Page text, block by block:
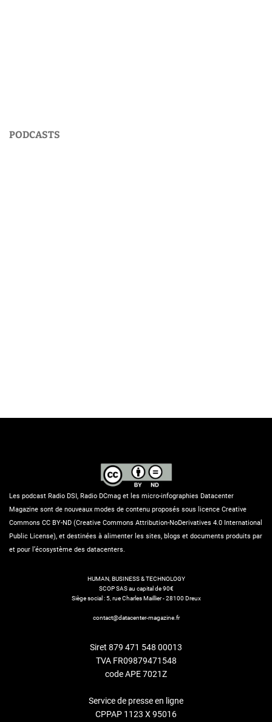
PODCASTS
Les podcast Radio DSI, Radio DCmag et les micro-infographies Datacenter
Magazine sont de nouveaux modes de contenu proposés sous licence Creative
Commons CC BY-ND (Creative Commons Attribution-NoDerivatives 4.0 International
Public License), et destinées à alimenter les sites, blogs et documents produits par
et pour l’écosystème des datacenters.
HUMAN, BUSINESS & TECHNOLOGY
SCOP SAS au capital de 90€
Siège social : 5, rue Charles Maillier - 28100 Dreux
contact@datacenter-magazine.fr
Siret 879 471 548 00013
TVA FR09879471548
code APE 7021Z
Service de presse en ligne
CPPAP 1123 X 95016